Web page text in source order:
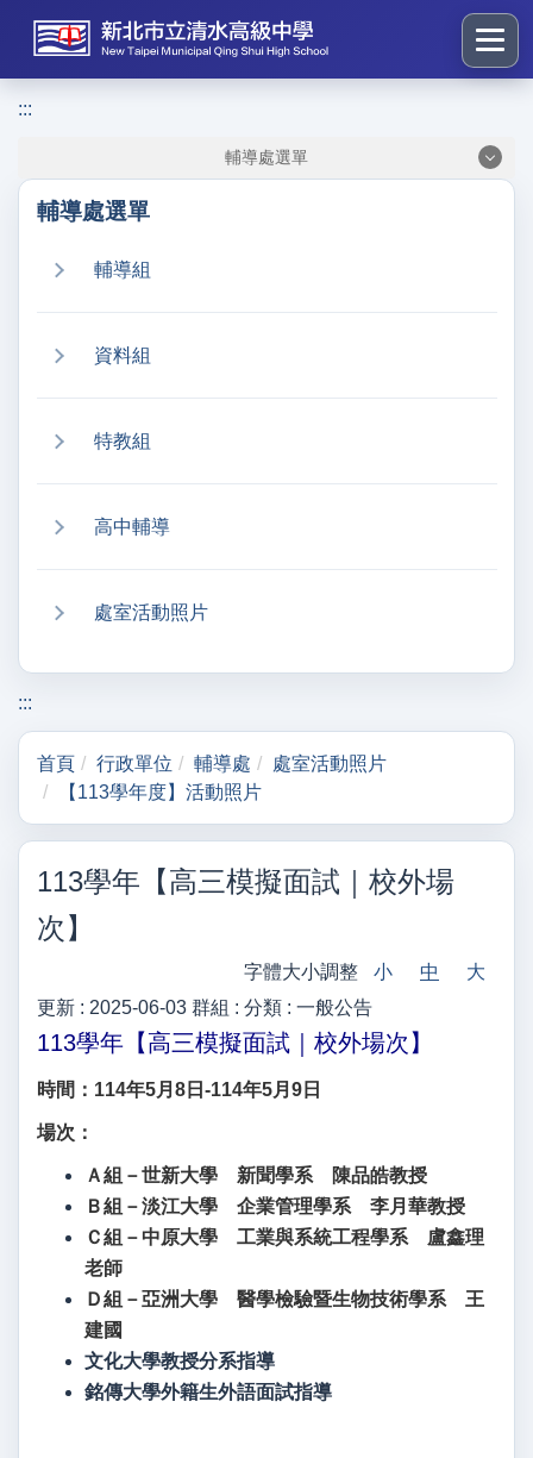
到
區
塊
:::
輔導處選單
輔導處選單
輔導組
資料組
特教組
高中輔導
處室活動照片
:::
首頁 行政單位 輔導處
處室活動照片
【113學年度】活動照片
113學年【高三模擬面試｜校外場
次】
字體大小調整 小 中
大
更新 : 2025-06-03 群組 : 分類 : 一般公告
113學年【高三模擬面試｜校外場次 】
時間：114年5月8日-114年5月9日
場次：
Ａ組－世新大學 新聞學系 陳品皓教授
Ｂ組－淡江大學 企業管理學系 李月華教授
Ｃ組－中原大學 工業與系統工程學系 盧鑫理
老師
Ｄ組－亞洲大學 醫學檢驗暨生物技術學系 王
建國
文化大學教授分系指導
銘傳大學外籍生外語面試指導